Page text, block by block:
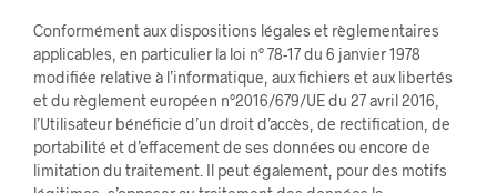
Conformément aux dispositions légales et règlementaires
applicables, en particulier la loi n° 78-17 du 6 janvier 1978
modifiée relative à l’informatique, aux fichiers et aux libertés
et du règlement européen n°2016/679/UE du 27 avril 2016,
l’Utilisateur bénéficie d’un droit d’accès, de rectification, de
portabilité et d’effacement de ses données ou encore de
limitation du traitement. Il peut également, pour des motifs